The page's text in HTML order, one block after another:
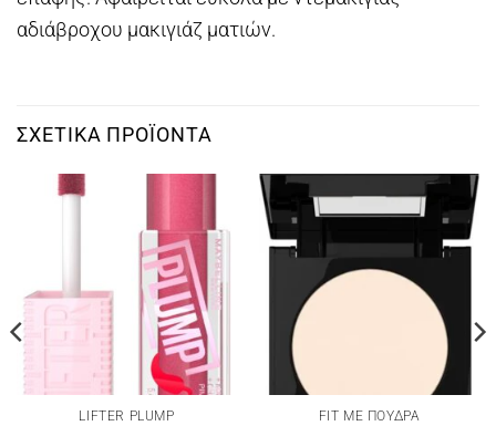
αδιάβροχου μακιγιάζ ματιών.
ΣΧΕΤΙΚΆ ΠΡΟΪΌΝΤΑ
LIFTER PLUMP FIT ME ΠΟΥΔΡΑ